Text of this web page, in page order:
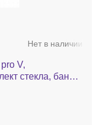
Нет в наличии
V,
стекла, баня,